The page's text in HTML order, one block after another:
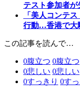
テスト参加者が
「美人コンテ
行動…香港で大
この記事を読んで…
0腹立つ 0腹立つ
0悲しい 0悲しい
0すっきり 0す